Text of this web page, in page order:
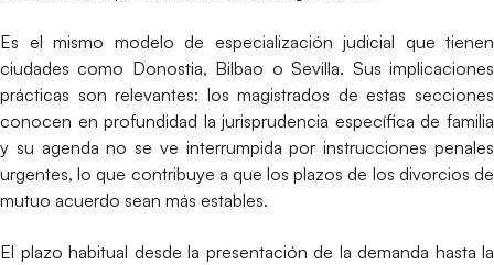
Es el mismo modelo de especialización judicial que tienen
ciudades como Donostia, Bilbao o Sevilla. Sus implicaciones
prácticas son relevantes: los magistrados de estas secciones
conocen en profundidad la jurisprudencia específica de familia
y su agenda no se ve interrumpida por instrucciones penales
urgentes, lo que contribuye a que los plazos de los divorcios de
mutuo acuerdo sean más estables.
El plazo habitual desde la presentación de la demanda hasta la